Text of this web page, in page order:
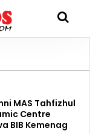
MAS Tahfizhul
Centre
BIB Kemenag